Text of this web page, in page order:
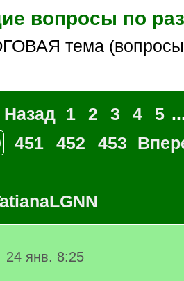
вопросы по
тема
1 2 3 4 5
451 452 453
24 янв. 8:25